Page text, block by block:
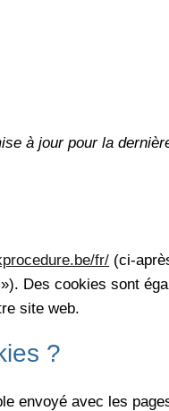
à jour pour la
fr/ (ci-
Des cookies sont
site web.
?
envoyé avec les